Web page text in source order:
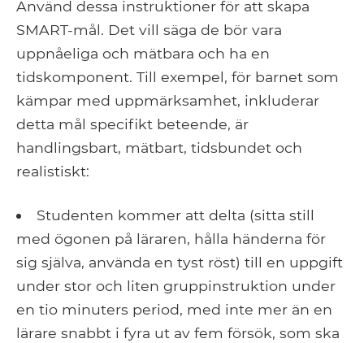
Använd dessa instruktioner för att skapa
SMART-mål. Det vill säga de bör vara
uppnåeliga och mätbara och ha en
tidskomponent. Till exempel, för barnet som
kämpar med uppmärksamhet, inkluderar
detta mål specifikt beteende, är
handlingsbart, mätbart, tidsbundet och
realistiskt:
Studenten kommer att delta (sitta still
med ögonen på läraren, hålla händerna för
sig själva, använda en tyst röst) till en uppgift
under stor och liten gruppinstruktion under
en tio minuters period, med inte mer än en
lärare snabbt i fyra ut av fem försök, som ska